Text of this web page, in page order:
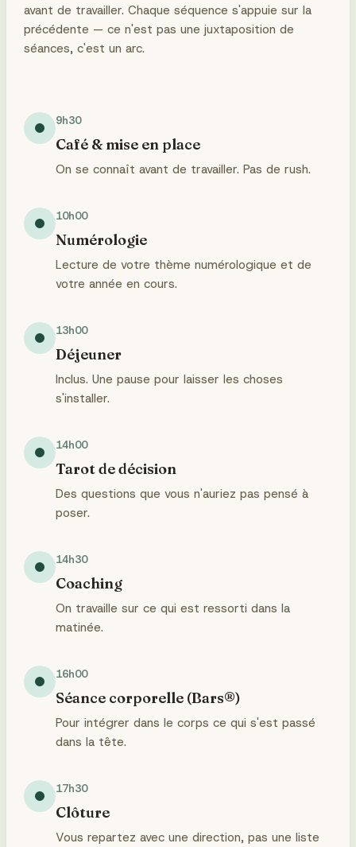
avant de travailler. Chaque séquence s'appuie sur la
précédente — ce n'est pas une juxtaposition de
séances, c'est un arc.
9h30
Café & mise en place
On se connaît avant de travailler. Pas de rush.
10h00
Numérologie
Lecture de votre thème numérologique et de
votre année en cours.
13h00
Déjeuner
Inclus. Une pause pour laisser les choses
s'installer.
14h00
Tarot de décision
Des questions que vous n'auriez pas pensé à
poser.
14h30
Coaching
On travaille sur ce qui est ressorti dans la
matinée.
16h00
Séance corporelle (Bars®)
Pour intégrer dans le corps ce qui s'est passé
dans la tête.
17h30
Clôture
Vous repartez avec une direction, pas une liste